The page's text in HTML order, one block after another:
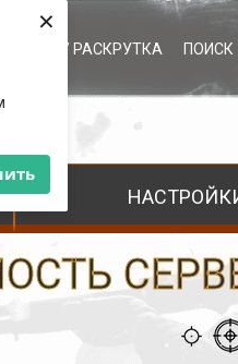
×
/ РАСКРУТКА ПОИСК